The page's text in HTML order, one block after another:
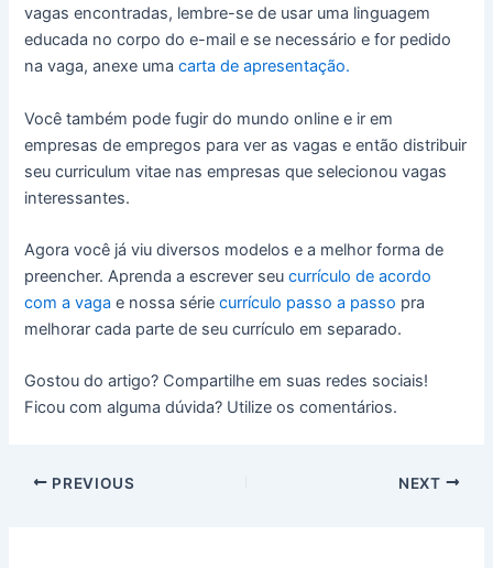
vagas encontradas, lembre-se de usar uma linguagem
educada no corpo do e-mail e se necessário e for pedido
na vaga, anexe umacarta de apresentação.
Você também pode fugir do mundo online e ir em
empresas de empregos para ver as vagas e então distribuir
seu curriculum vitae nas empresas que selecionou vagas
interessantes.
Agora você já viu diversos modelos e a melhor forma de
preencher. Aprenda a escrever seucurrículo de acordo
com a vaga e nossa sériecurrículo passo a passo pra
melhorar cada parte de seu currículo em separado.
Gostou do artigo? Compartilhe em suas redes sociais!
Ficou com alguma dúvida? Utilize os comentários.
PREVIOUS NEXT